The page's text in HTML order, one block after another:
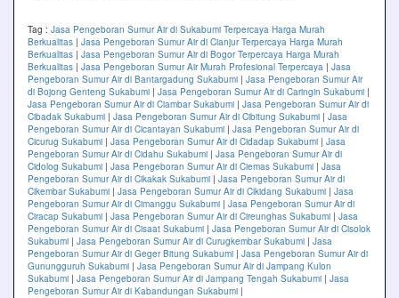
Tag : Jasa Pengeboran Sumur Air di Sukabumi Terpercaya Harga Murah
Berkualitas | Jasa Pengeboran Sumur Air di Cianjur Terpercaya Harga Murah
Berkualitas | Jasa Pengeboran Sumur Air di Bogor Terpercaya Harga Murah
Berkualitas | Jasa Pengeboran Sumur Air Murah Profesional Terpercaya | Jasa
Pengeboran Sumur Air di Bantargadung Sukabumi | Jasa Pengeboran Sumur Air
di Bojong Genteng Sukabumi | Jasa Pengeboran Sumur Air di Caringin Sukabumi |
Jasa Pengeboran Sumur Air di Ciambar Sukabumi | Jasa Pengeboran Sumur Air di
Cibadak Sukabumi | Jasa Pengeboran Sumur Air di Cibitung Sukabumi | Jasa
Pengeboran Sumur Air di Cicantayan Sukabumi | Jasa Pengeboran Sumur Air di
Cicurug Sukabumi | Jasa Pengeboran Sumur Air di Cidadap Sukabumi | Jasa
Pengeboran Sumur Air di Cidahu Sukabumi | Jasa Pengeboran Sumur Air di
Cidolog Sukabumi | Jasa Pengeboran Sumur Air di Ciemas Sukabumi | Jasa
Pengeboran Sumur Air di Cikakak Sukabumi | Jasa Pengeboran Sumur Air di
Cikembar Sukabumi | Jasa Pengeboran Sumur Air di Cikidang Sukabumi | Jasa
Pengeboran Sumur Air di Cimanggu Sukabumi | Jasa Pengeboran Sumur Air di
Ciracap Sukabumi | Jasa Pengeboran Sumur Air di Cireunghas Sukabumi | Jasa
Pengeboran Sumur Air di Cisaat Sukabumi | Jasa Pengeboran Sumur Air di Cisolok
Sukabumi | Jasa Pengeboran Sumur Air di Curugkembar Sukabumi | Jasa
Pengeboran Sumur Air di Geger Bitung Sukabumi | Jasa Pengeboran Sumur Air di
Gunungguruh Sukabumi | Jasa Pengeboran Sumur Air di Jampang Kulon
Sukabumi | Jasa Pengeboran Sumur Air di Jampang Tengah Sukabumi | Jasa
Pengeboran Sumur Air di Kabandungan Sukabumi |